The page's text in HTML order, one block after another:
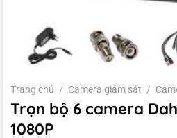
Trang chủ / Camera giám sát /
Trọn bộ 6 camera
1080P